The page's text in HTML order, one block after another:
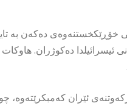
خۆڕێکخستنەوەی دەکەن بە
ئیسرائیلدا دەکوژران.
ئێران کەمبکرێتەوە،